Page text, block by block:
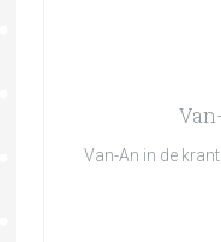
Van-An in de